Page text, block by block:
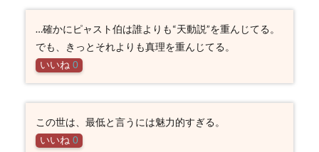
…確かにピャスト伯は誰よりも“天動説”を重んじてる。
でも、きっとそれよりも真理を重んじてる。
いいね 0
この世は、最低と言うには魅力的すぎる。
いいね 0